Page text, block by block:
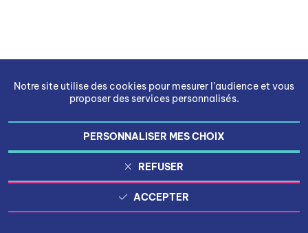
Notre site utilise des cookies pour mesurer l’audience et vous
proposer des services personnalisés.
PERSONNALISER MES CHOIX
REFUSER
ACCEPTER